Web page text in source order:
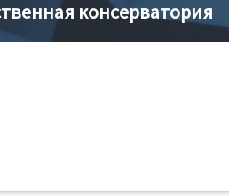
консерватория